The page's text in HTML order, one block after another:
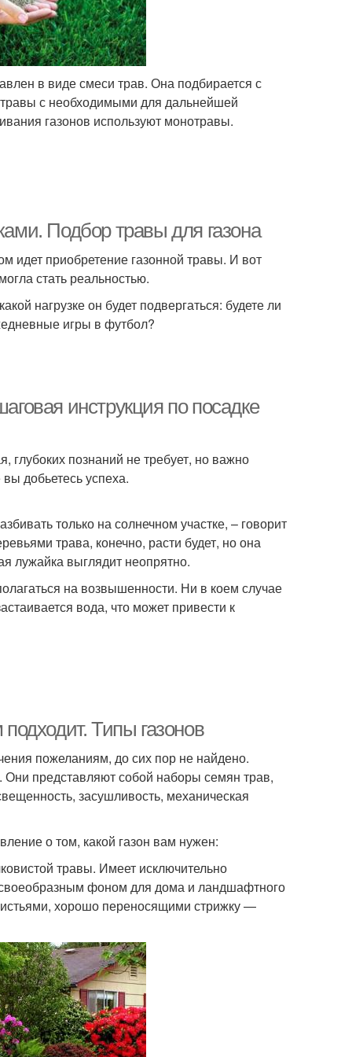
в виде смеси трав. Она подбирается с
травы с необходимыми для дальнейшей
газонов используют монотравы.
Подбор травы для газона
идет приобретение газонной травы. И вот
стать реальностью.
нагрузке он будет подвергаться: будете ли
игры в футбол?
инструкция по посадке
глубоких познаний не требует, но важно
добьетесь успеха.
только на солнечном участке, – говорит
трава, конечно, расти будет, но она
лужайка выглядит неопрятно.
на возвышенности. Ни в коем случае
вода, что может привести к
Типы газонов
пожеланиям, до сих пор не найдено.
представляют собой наборы семян трав,
засушливость, механическая
о том, какой газон вам нужен:
травы. Имеет исключительно
фоном для дома и ландшафтного
хорошо переносящими стрижку —